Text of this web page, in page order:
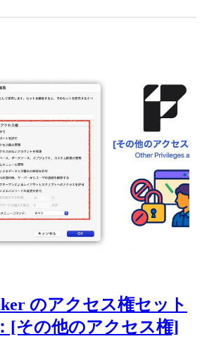
のアクセス権セット
[その他のアクセス権]